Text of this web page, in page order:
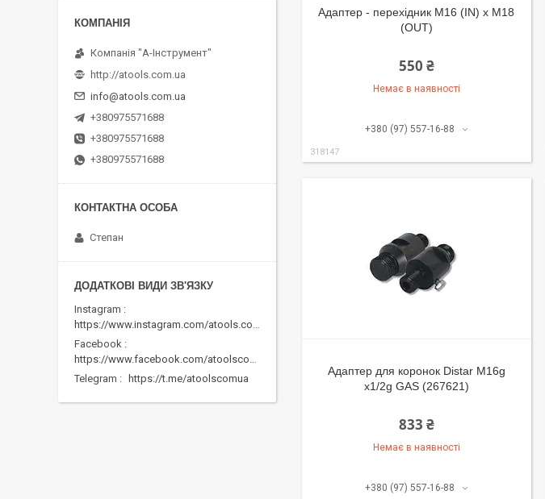
Адаптер - перехідник M16 (IN) x M18
(OUT)
550 ₴
Немає в наявності
+380 (97) 557-16-88
318147
Адаптер для коронок Distar M16g
x1/2g GAS (267621)
833 ₴
Немає в наявності
+380 (97) 557-16-88
Компанія "А-Інструмент"
http://atools.com.ua
info@atools.com.ua
+380975571688
+380975571688
+380975571688
Степан
Instagram
https://www.instagram.com/atools.com.ua/
Facebook
https://www.facebook.com/atoolscomua/
Telegram
https://t.me/atoolscomua